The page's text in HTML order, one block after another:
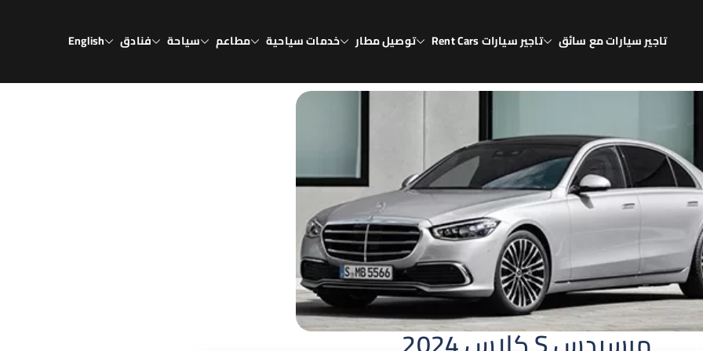
تاجير سيارات مع سائق تاجير سيارات Rent Cars توصيل مطار خدمات سياحية مطاعم سياحة فنادق English